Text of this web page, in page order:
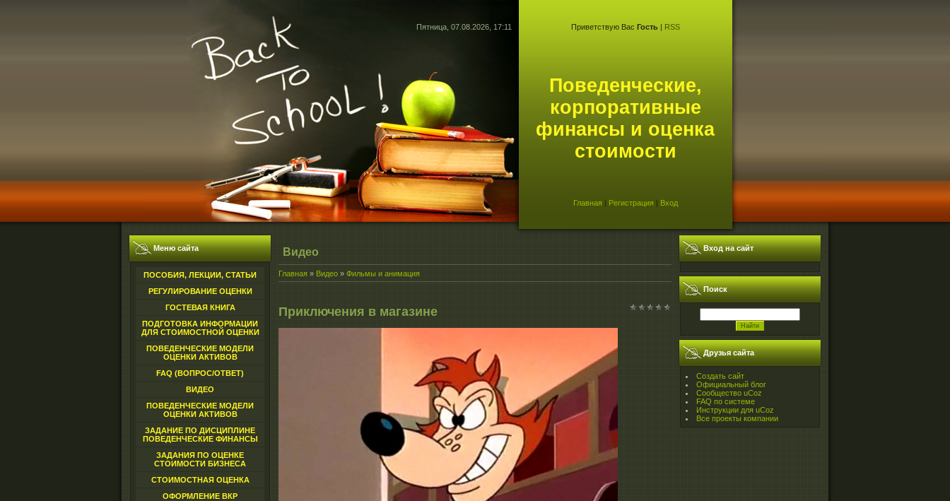
Пятница, 07.08.2026, 17:11 Приветствую Вас Гость| RSS
Поведенческие,
корпоративные
финансы и оценка
стоимости
Главная | Регистрация | Вход
Меню сайта
ПОСОБИЯ, ЛЕКЦИИ, СТАТЬИ
РЕГУЛИРОВАНИЕ ОЦЕНКИ
ГОСТЕВАЯ КНИГА
ПОДГОТОВКА ИНФОРМАЦИИ
ДЛЯ СТОИМОСТНОЙ ОЦЕНКИ
ПОВЕДЕНЧЕСКИЕ МОДЕЛИ
ОЦЕНКИ АКТИВОВ
FAQ (ВОПРОС/ОТВЕТ)
ВИДЕО
ПОВЕДЕНЧЕСКИЕ МОДЕЛИ
ОЦЕНКИ АКТИВОВ
ЗАДАНИЕ ПО ДИСЦИПЛИНЕ
ПОВЕДЕНЧЕСКИЕ ФИНАНСЫ
ЗАДАНИЯ ПО ОЦЕНКЕ
СТОИМОСТИ БИЗНЕСА
СТОИМОСТНАЯ ОЦЕНКА
ОФОРМЛЕНИЕ ВКР
Видео
Главная » Видео » Фильмы и анимация
Приключения в магазине
Вход на сайт
Поиск
Друзья сайта
Создать сайт
Официальный блог
Сообщество uCoz
FAQ по системе
Инструкции для uCoz
Все проекты компании